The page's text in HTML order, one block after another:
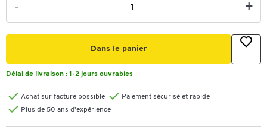
- +
Dans le panier
Délai de livraison : 1-2 jours ouvrables
Achat sur facture possible
Paiement sécurisé et rapide
Plus de 50 ans d'expérience